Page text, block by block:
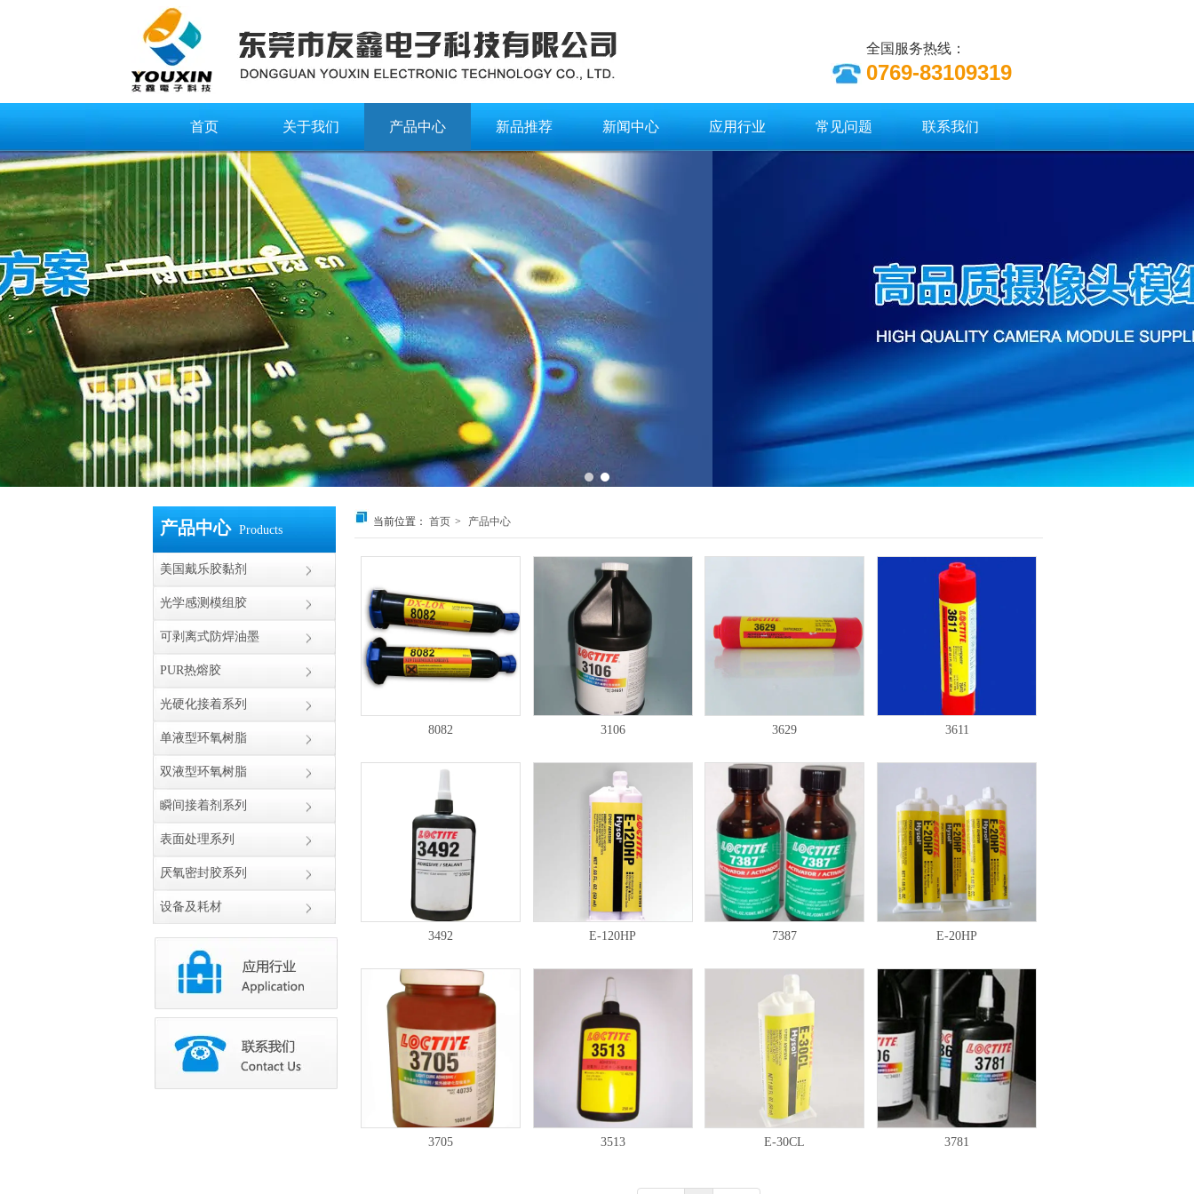
全国服务热线：
0769-83109319
首页 关于我们 产品中心 新品推荐 新闻中心 应用行业 常见问题 联系我们
产品中心 Products
美国戴乐胶黏剂
光学感测模组胶
可剥离式防焊油墨
PUR热熔胶
光硬化接着系列
单液型环氧树脂
双液型环氧树脂
瞬间接着剂系列
表面处理系列
厌氧密封胶系列
设备及耗材
当前位置： 首页 > 产品中心
8082 3106 3629 3611
3492 E-120HP 7387 E-20HP
3705 3513 E-30CL 3781